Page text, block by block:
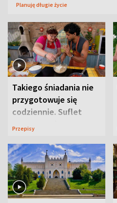
Planuję długie życie
Takiego śniadania nie
przygotowuje się
codziennie. Suflet
serowy zachwyca
Przepisy